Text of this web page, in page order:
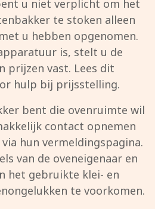
u niet verplicht om het
te stoken alleen
u hebben opgenomen.
is, stelt u de
prijzen vast. Lees dit
hulp bij prijsstelling.
bent die ovenruimte wil
contact opnemen
hun vermeldingspagina.
van de oveneigenaar en
het gebruikte klei- en
te voorkomen.